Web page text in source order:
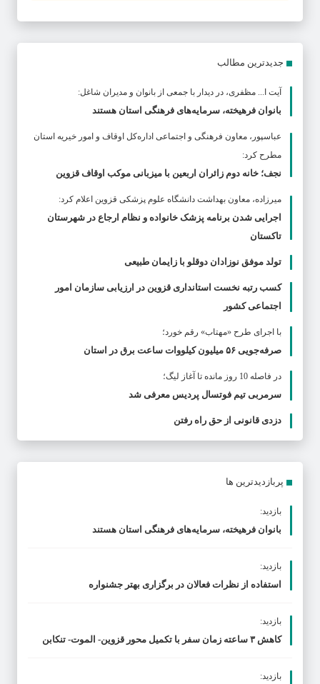
جدیدترین مطالب
آیت ا... مظفری، در دیدار با جمعی از بانوان و مدیران شاغل:
بانوان فرهیخته، سرمایه‌های فرهنگی استان هستند
عباسپور، معاون فرهنگی و اجتماعی اداره‌کل اوقاف و امور خیریه استان
مطرح كرد:
نجف؛ خانه دوم زائران اربعین با میزبانی موکب اوقاف قزوین
ميرزاده، معاون بهداشت دانشگاه علوم پزشکی قزوین اعلام کرد:
اجرایی شدن برنامه پزشک خانواده و نظام ارجاع در شهرستان
تاکستان
تولد موفق نوزادان دوقلو با زایمان طبیعی
کسب رتبه نخست استانداری قزوین در ارزیابی سازمان امور
اجتماعی کشور
با اجرای طرح «مهتاب» رقم خورد؛
صرفه‌جویی ۵۶ میلیون کیلووات‌ ساعت برق در استان
در فاصله 10 روز مانده تا آغاز لیگ؛
سرمربی تیم فوتسال پردیس معرفی شد
دزدی قانونی از حق راه رفتن
پربازدیدترین ها
بازدید:
بانوان فرهیخته، سرمایه‌های فرهنگی استان هستند
بازدید:
استفاده از نظرات فعالان در برگزاری بهتر جشنواره
بازدید:
کاهش ۳ ساعته زمان سفر با تکمیل محور قزوین- الموت- تنکابن
بازدید: